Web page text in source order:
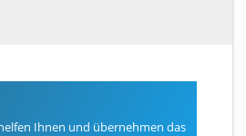
Ihnen und übernehmen das